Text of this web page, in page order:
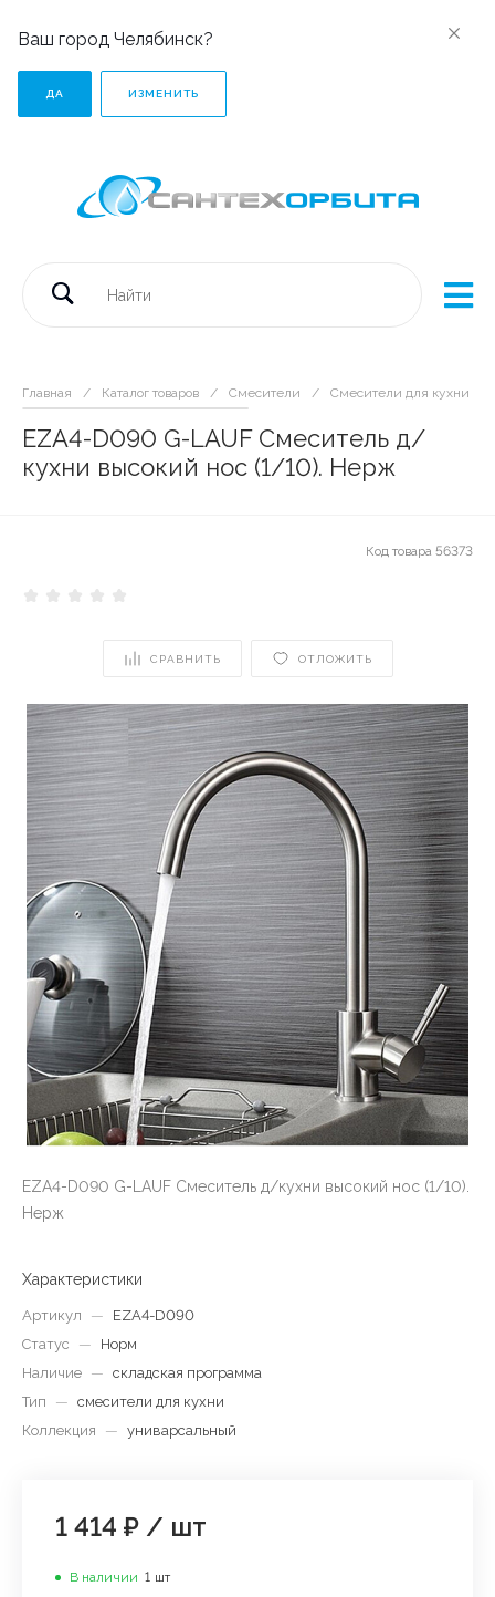
Ваш город Челябинск?
ДА ИЗМЕНИТЬ
Главная / Каталог товаров / Смесители / Смесители для кухни
EZA4-D090 G-LAUF Смеситель д/
кухни высокий нос (1/10). Нерж
Код товара 56373
СРАВНИТЬ ОТЛОЖИТЬ
EZA4-D090 G-LAUF Смеситель д/кухни высокий нос (1/10).
Нерж
Характеристики
Артикул —
EZA4-D090
Статус
—
Норм
Наличие — складская программа
Тип
— смесители для кухни
Коллекция
— униварсальный
1 414 ₽ / шт
В наличии 1 шт